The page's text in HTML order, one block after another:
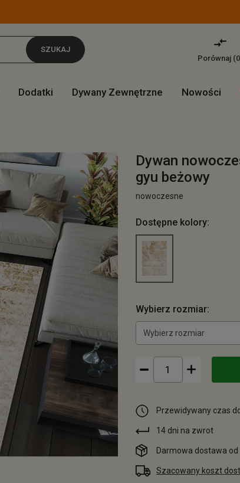
SZUKAJ
Porównaj (0
Dodatki Dywany Zewnętrzne Nowości
Dywan
gyu beżowy
nowoczesne
Dostępne kolory:
Wybierz rozmiar:
Wybierz rozmiar
Przewidywany czas
14 dni na zwrot
Darmowa dostawa od
Szacowany koszt